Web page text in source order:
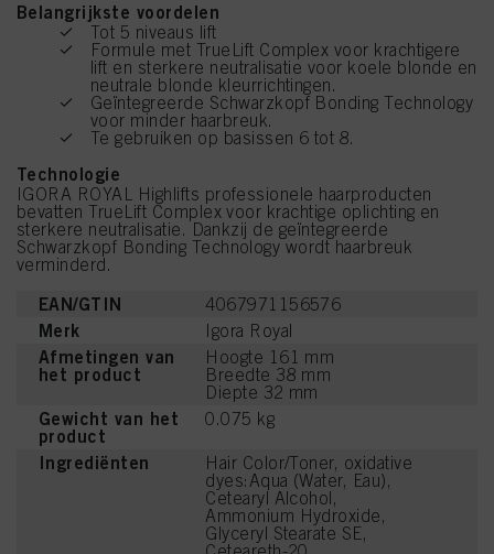
Belangrijkste voordelen
Tot 5 niveaus lift
Formule met TrueLift Complex voor krachtigere
lift en sterkere neutralisatie voor koele blonde en
neutrale blonde kleurrichtingen.
Geïntegreerde Schwarzkopf Bonding Technology
voor minder haarbreuk.
Te gebruiken op basissen 6 tot 8.
Technologie
IGORA ROYAL Highlifts professionele haarproducten
bevatten TrueLift Complex voor krachtige oplichting en
sterkere neutralisatie. Dankzij de geïntegreerde
Schwarzkopf Bonding Technology wordt haarbreuk
verminderd.
EAN/GTIN 4067971156576
Merk Igora Royal
Afmetingen van
het product
Hoogte 161 mm
Breedte 38 mm
Diepte 32 mm
Gewicht van het
product
0.075 kg
Ingrediënten
Hair Color/Toner, oxidative
dyes:Aqua (Water, Eau),
Cetearyl Alcohol,
Ammonium Hydroxide,
Glyceryl Stearate SE,